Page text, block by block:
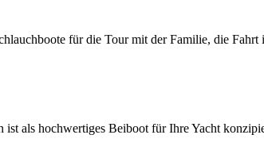
für die Tour mit der Familie, die Fahrt
als hochwertiges Beiboot für Ihre Yacht